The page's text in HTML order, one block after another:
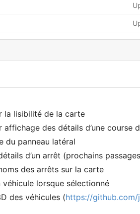
la lisibilité de la carte
affichage des détails d’une course
du panneau latéral
d’un arrêt (prochains
des arrêts sur la carte
véhicule lorsque sélectionné
des véhicules (https://